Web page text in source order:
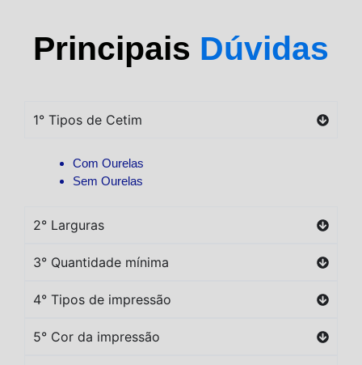
Principais Dúvidas
1° Tipos de Cetim
Com Ourelas
Sem Ourelas
2° Larguras
3° Quantidade mínima
4° Tipos de impressão
5° Cor da impressão